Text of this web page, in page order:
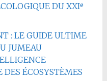
DU XXIᵉ
: LE GUIDE ULTIME
JUMEAU
DES ÉCOSYSTÈMES